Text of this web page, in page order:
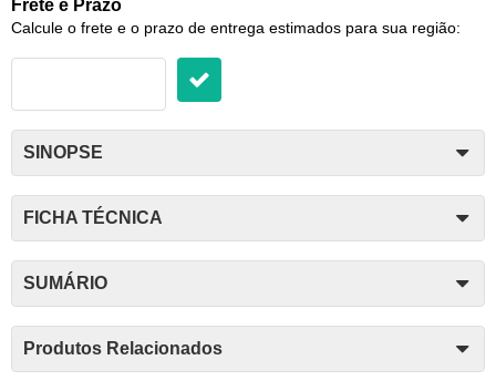
Frete e Prazo
Calcule o frete e o prazo de entrega estimados para sua região:
SINOPSE
FICHA TÉCNICA
SUMÁRIO
Produtos Relacionados